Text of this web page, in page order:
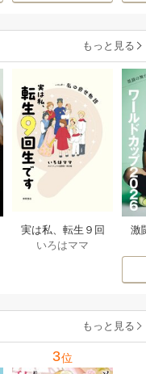
もっと見る
実は私、転生９回
生です マンガ
いろはママ
激
もっと見る
3位